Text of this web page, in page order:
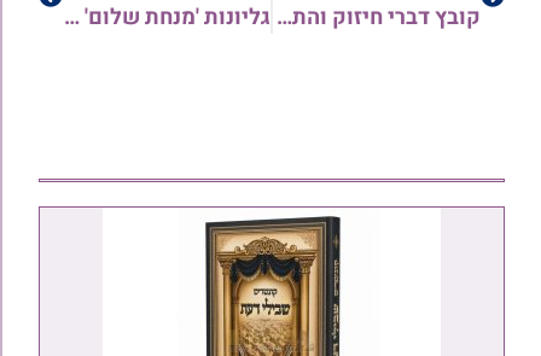
קובץ דברי חיזוק והתעלות – פורים תשפ"ו | הרב חיים מגורי גליונות 'מנחת שלום' 6-7 • שיעורים בהלכות שבת | הרב שלום זכריהו